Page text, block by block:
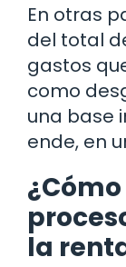
En otras
del total
gastos
como
una base
ende, en
la